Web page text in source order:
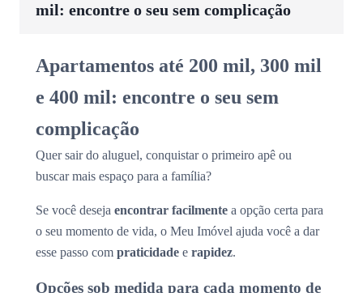
mil: encontre o seu sem complicação
Apartamentos até 200 mil, 300 mil
e 400 mil: encontre o seu sem
complicação
Quer sair do aluguel, conquistar o primeiro apê ou
buscar mais espaço para a família?
Se você deseja encontrar facilmente a opção certa para
o seu momento de vida, o Meu Imóvel ajuda você a dar
esse passo com praticidade e rapidez.
Opções sob medida para cada momento de